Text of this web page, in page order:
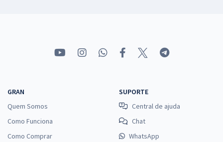
GRAN
Quem Somos
Como Funciona
Como Comprar
SUPORTE
Central de ajuda
Chat
WhatsApp